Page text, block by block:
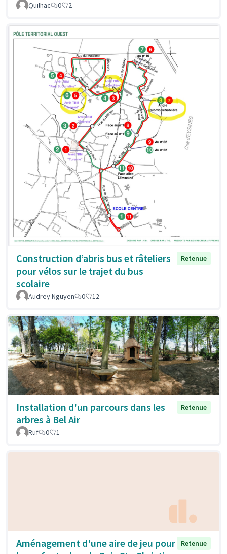
Quilhac 0 2
Construction d’abris bus et râteliers
pour vélos sur le trajet du bus
scolaire
Retenue
Audrey Nguyen 0 12
Installation d'un parcours dans les
arbres à Bel Air
Retenue
Ruf 0 1
Aménagement d'une aire de jeu pour
Retenue